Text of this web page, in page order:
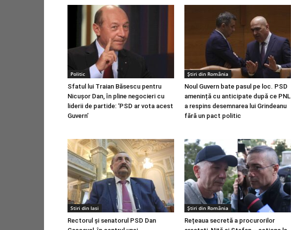
Politic
Sfatul lui Traian Băsescu pentru
Nicușor Dan, în pline negocieri cu
liderii de partide: ‘PSD ar vota acest
Guvern’
Știri din România
Noul Guvern bate pasul pe loc. PSD
amenință cu anticipate după ce PNL
a respins desemnarea lui Grindeanu
fără un pact politic
Stiri din Iasi
Rectorul și senatorul PSD Dan
Știri din România
Rețeaua secretă a procurorilor